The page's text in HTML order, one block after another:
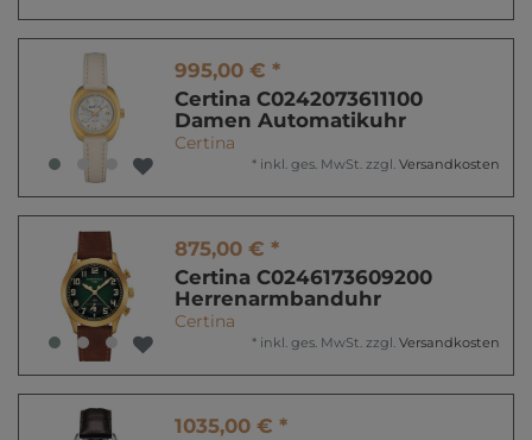
995,00 € *
Certina C0242073611100
Damen Automatikuhr
Certina
* inkl. ges. MwSt. zzgl. Versandkosten
875,00 € *
Certina C0246173609200
Herrenarmbanduhr
Certina
* inkl. ges. MwSt. zzgl. Versandkosten
1035,00 € *